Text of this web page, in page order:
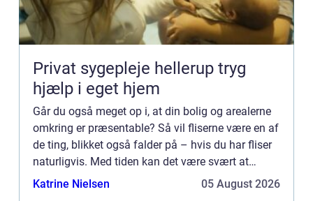
Privat sygepleje hellerup tryg
hjælp i eget hjem
Går du også meget op i, at din bolig og arealerne
omkring er præsentable? Så vil fliserne være en af
de ting, blikket også falder på – hvis du har fliser
naturligvis. Med tiden kan det være svært at
undgå, at det danske vejr ikke sætter sine sp...
Katrine Nielsen 05 August 2026